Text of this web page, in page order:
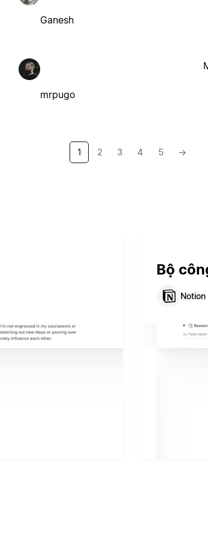
Ganesh
mrpugo
1 2 3 4 5 →
Bộ
Notion